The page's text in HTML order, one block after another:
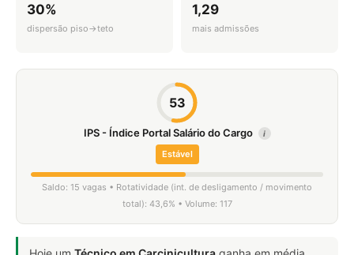
30%
dispersão piso→teto
1,29
mais admissões
53
IPS - Índice Portal Salário do Cargo i
Estável
Saldo: 15 vagas • Rotatividade (int. de desligamento / movimento
total): 43,6% • Volume: 117